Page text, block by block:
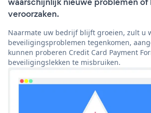
veroorzaken.
Naarmate uw bedrijf blijft groeien, zult u
beveiligingsproblemen tegenkomen,
kunnen proberen Credit Card Payment
beveiligingslekken te misbruiken.